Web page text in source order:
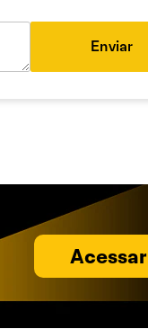
Enviar
Acessar